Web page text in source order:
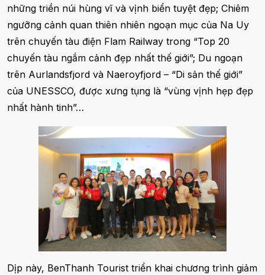
những triền núi hùng vĩ và vịnh biển tuyệt đẹp; Chiêm
ngưỡng cảnh quan thiên nhiên ngoạn mục của Na Uy
trên chuyến tàu điện Flam Railway trong “Top 20
chuyến tàu ngắm cảnh đẹp nhất thế giới”; Du ngoạn
trên Aurlandsfjord và Naeroyfjord – “Di sản thế giới”
của UNESSCO, được xưng tụng là “vùng vịnh hẹp đẹp
nhất hành tinh”…
Dịp này, BenThanh Tourist triển khai chương trình giảm